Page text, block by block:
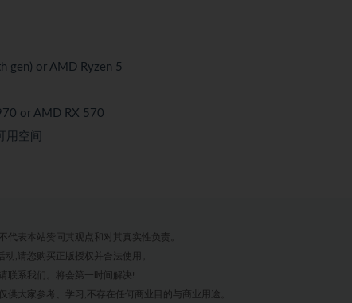
gen) or AMD Ryzen 5
or AMD RX 570
用空间
代表本站赞同其观点和对其真实性负责。
,请您购买正版授权并合法使用。
联系我们。将会第一时间解决!
供大家参考、学习,不存在任何商业目的与商业用途。